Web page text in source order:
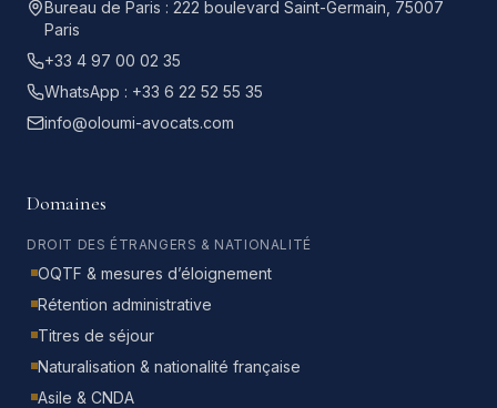
Bureau de Paris : 222 boulevard Saint-Germain, 75007
Paris
+33 4 97 00 02 35
WhatsApp : +33 6 22 52 55 35
info@oloumi-avocats.com
Domaines
DROIT DES ÉTRANGERS & NATIONALITÉ
OQTF & mesures d’éloignement
Rétention administrative
Titres de séjour
Naturalisation & nationalité française
Asile & CNDA